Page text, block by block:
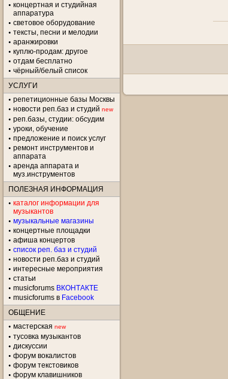
концертная и студийная
аппаратура
световое оборудование
тексты, песни и мелодии
аранжировки
куплю-продам: другое
отдам бесплатно
чёрный/белый список
УСЛУГИ
репетиционные базы Москвы
новости реп.баз и студий new
реп.базы, студии: обсудим
уроки, обучение
предложение и поиск услуг
ремонт инструментов и
аппарата
аренда аппарата и
муз.инструментов
ПОЛЕЗНАЯ ИНФОРМАЦИЯ
каталог информации для
музыкантов
музыкальные магазины
концертные площадки
aфиша концертов
список реп. баз и студий
новости реп.баз и студий
интересные мероприятия
статьи
musicforums ВКОНТАКТЕ
musicforums в Facebook
ОБЩЕНИЕ
мастерская new
тусовка музыкантов
дискуссии
форум вокалистов
форум текстовиков
форум клавишников